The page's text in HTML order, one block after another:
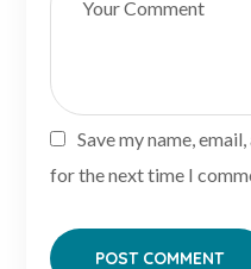
Save my name,
for the next time I